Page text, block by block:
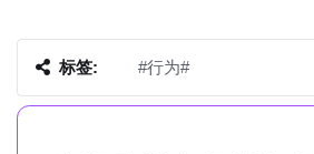
标签: #行为#